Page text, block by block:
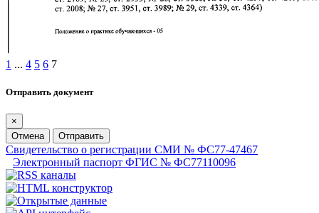
1 ... 4 5 6 7
Отправить документ
×
Отмена
Отправить
Свидетельство о регистрации СМИ № ФС77-47467
Электронный паспорт ФГИС № ФС77110096